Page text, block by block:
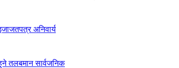
अनिवार्य
तलबमान सार्वजनिक